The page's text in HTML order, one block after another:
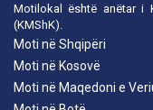
Motilokal është anëtar i
(KMShK).
Moti në Shqipëri
Moti në Kosovë
Moti në Maqedoni e